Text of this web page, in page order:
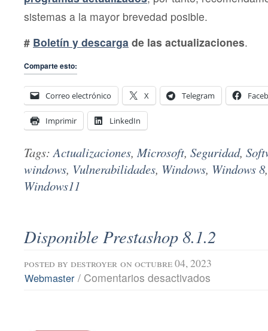
sistemas a la mayor brevedad posible.
# Boletín y descarga de las actualizaciones.
Comparte esto:
Correo electrónico X Telegram
Imprimir LinkedIn
Tags:Actualizaciones,Microsoft, Seguridad,
windows, Vulnerabilidades, Windows, Windows 8
Windows11
Disponible Prestashop 8.1.2
posted by destroyer on octubre 04, 2023
Webmaster / Comentarios desactivados